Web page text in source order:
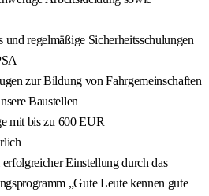
und regelmäßige Sicherheitsschulungen
zur Bildung von Fahrgemeinschaften
Baustellen
mit bis zu 600 EUR
Einstellung durch das
„Gute Leute kennen gute